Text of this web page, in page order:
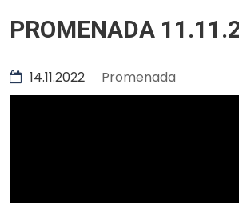
PROMENADA
14.11.2022 Promenada